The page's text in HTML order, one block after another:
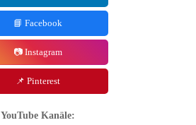
📘 Facebook
📷 Instagram
📌 Pinterest
YouTube Kanäle: